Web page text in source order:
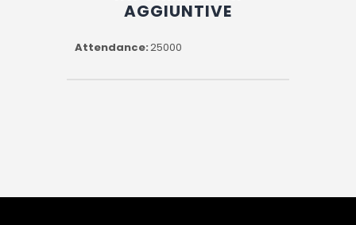
AGGIUNTIVE
Attendance 25000